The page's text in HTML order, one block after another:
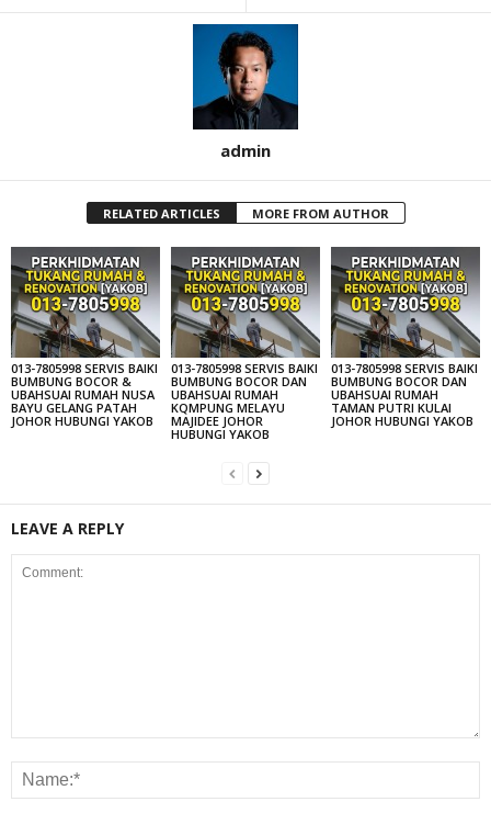
admin
RELATED ARTICLES MORE FROM AUTHOR
013-7805998 SERVIS BAIKI
BUMBUNG BOCOR &
UBAHSUAI RUMAH NUSA
BAYU GELANG PATAH
JOHOR HUBUNGI YAKOB
013-7805998 SERVIS BAIKI
BUMBUNG BOCOR DAN
UBAHSUAI RUMAH
KQMPUNG MELAYU
MAJIDEE JOHOR
HUBUNGI YAKOB
013-7805998 SERVIS BAIKI
BUMBUNG BOCOR DAN
UBAHSUAI RUMAH
TAMAN PUTRI KULAI
JOHOR HUBUNGI YAKOB
LEAVE A REPLY